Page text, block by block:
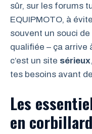
sûr, sur les forums
EQUIPMOTO, à
souvent un souci
qualifiée – ça arrive
c’est un site sérieux
tes besoins avant
Les
en corbillard